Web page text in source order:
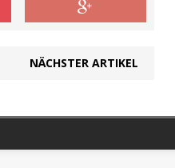
NÄCHSTER ARTIKEL